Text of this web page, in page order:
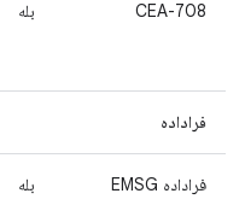
CEA-708 بله
فراداده
فراداده EMSG بله